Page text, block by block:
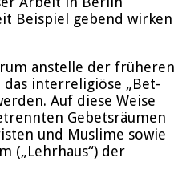
Beispiel gebend wirken
anstelle der früheren
interreligiöse „Bet-
Auf diese Weise
Gebetsräumen
und Muslime sowie
(„Lehrhaus“) der